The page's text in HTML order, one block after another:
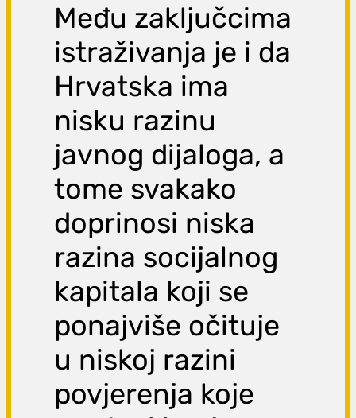
Među zaključcima
istraživanja je i da
Hrvatska ima
nisku razinu
javnog dijaloga, a
tome svakako
doprinosi niska
razina socijalnog
kapitala koji se
ponajviše očituje
u niskoj razini
povjerenja koje